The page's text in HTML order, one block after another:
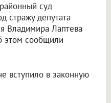
суд
стражу депутата
Владимира Лаптева
этом сообщили
вступило в законную